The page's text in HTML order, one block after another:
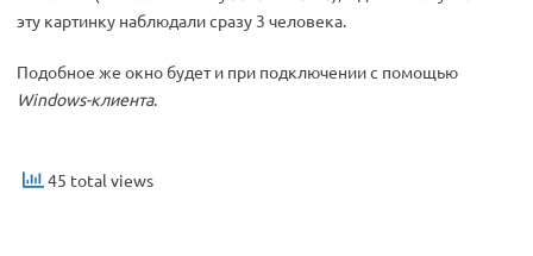
эту картинку наблюдали сразу 3 человека.
Подобное же окно будет и при подключении с помощью
Windows-клиента.
45 total views